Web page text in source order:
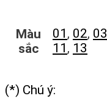
Màu
sắc
01 , 02, 03
11 , 13
(*) Chú ý: